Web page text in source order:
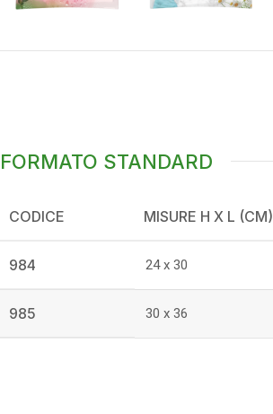
FORMATO STANDARD
CODICE MISURE H X L (CM)
984 24 x 30
985 30 x 36